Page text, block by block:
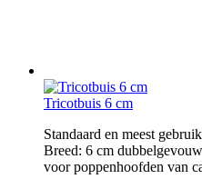
Tricotbuis 6 cm
Standaard en meest
Breed: 6 cm
voor poppenhoofden van